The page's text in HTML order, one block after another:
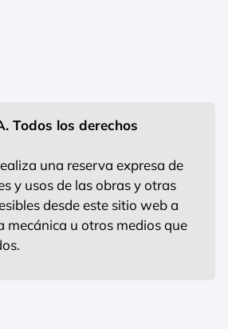
Todos los derechos
una reserva expresa de
y usos de las obras y otras
desde este sitio web a
mecánica u otros medios que